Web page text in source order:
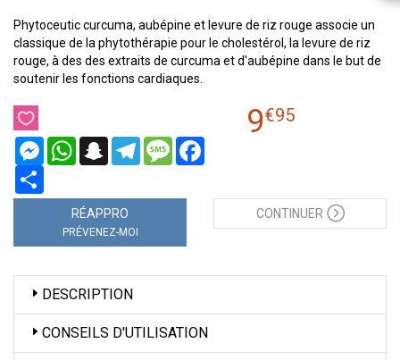
Phytoceutic curcuma, aubépine et levure de riz rouge associe un
classique de la phytothérapie pour le cholestérol, la levure de riz
rouge, à des des extraits de curcuma et d'aubépine dans le but de
soutenir les fonctions cardiaques.
MessengerWhatsAppSnapchatTelegramMessage
9€95
RÉAPPRO
PRÉVENEZ-MOI
CONTINUER
DESCRIPTION
CONSEILS D'UTILISATION